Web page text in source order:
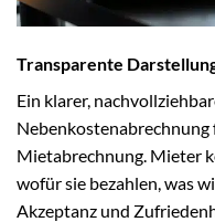
Transparente
Ein klarer,
Mietabrechnung. Mieter
wofür sie bezahlen, was
Akzeptanz und